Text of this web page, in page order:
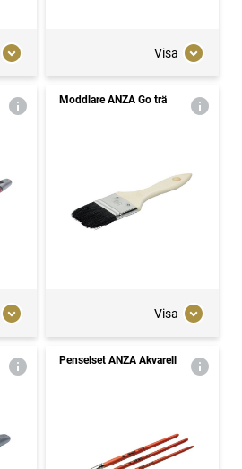
Visa
Moddlare ANZA Go trä
Visa
Penselset ANZA Akvarell